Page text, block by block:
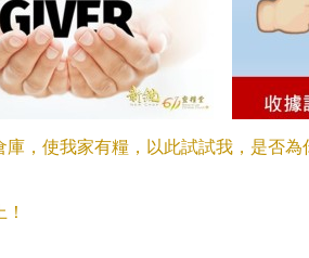
，使我家有糧，以此試試我，是否為